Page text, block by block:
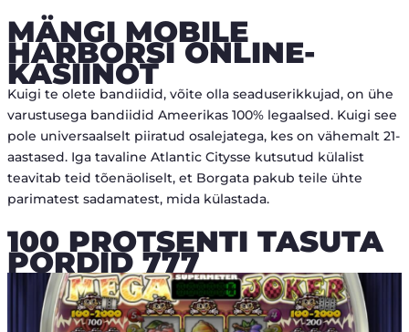
MÄNGI MOBILE
HARBORSI ONLINE-
KASIINOT
Kuigi te olete bandiidid, võite olla seaduserikkujad, on ühe
varustusega bandiidid Ameerikas 100% legaalsed. Kuigi see
pole universaalselt piiratud osalejatega, kes on vähemalt 21-
aastased. Iga tavaline Atlantic Citysse kutsutud külalist
teavitab teid tõenäoliselt, et Borgata pakub teile ühte
parimatest sadamatest, mida külastada.
100 PROTSENTI TASUTA
PORDID 777